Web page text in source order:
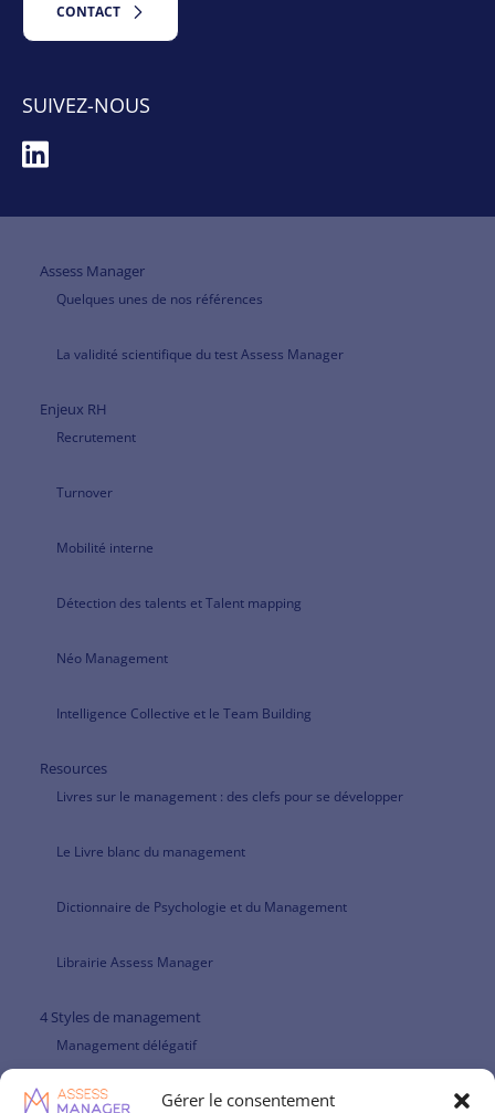
Gérer le consentement
CONTACT
SUIVEZ-NOUS
Assess Manager
Quelques unes de nos références
La validité scientifique du test Assess Manager
Enjeux RH
Recrutement
Turnover
Mobilité interne
Détection des talents et Talent mapping
Néo Management
Intelligence Collective et le Team Building
Resources
Livres sur le management : des clefs pour se développer
Le Livre blanc du management
Dictionnaire de Psychologie et du Management
Librairie Assess Manager
4 Styles de management
Management délégatif
Management et leadership directif : une posture à redécouvrir